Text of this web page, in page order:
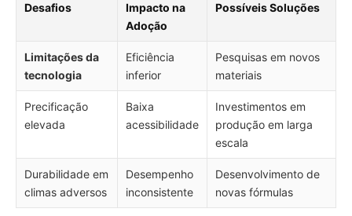
Desafios
Impacto na
Adoção
Possíveis Soluções
Limitações da
tecnologia
Eficiência
inferior
Pesquisas em novos
materiais
Precificação
elevada
Baixa
acessibilidade
Investimentos em
produção em larga
escala
Durabilidade em
climas adversos
Desempenho
inconsistente
Desenvolvimento de
novas fórmulas